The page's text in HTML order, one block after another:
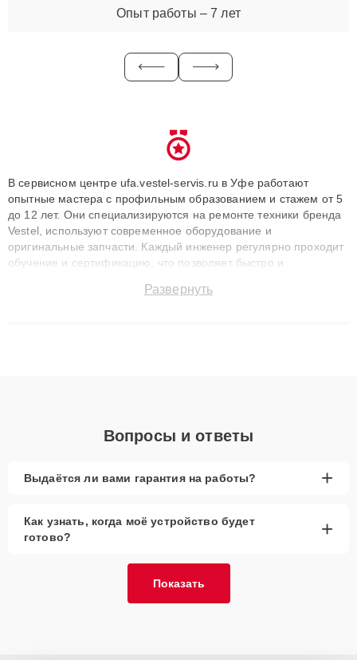
Опыт работы – 7 лет
В сервисном центре ufa.vestel-servis.ru в Уфе работают
опытные мастера с профильным образованием и стажем от 5
до 12 лет. Они специализируются на ремонте техники бренда
Vestel, используют современное оборудование и
оригинальные запчасти. Каждый инженер регулярно проходит
обучение и сертификацию, что позволяет быстро и
сохранением гарантии до 3 лет. Наши мастера решают
Развернуть
Вопросы и ответы
Выдаётся ли вами гарантия на работы? +
Как узнать, когда моё устройство будет
готово?
+
Показать